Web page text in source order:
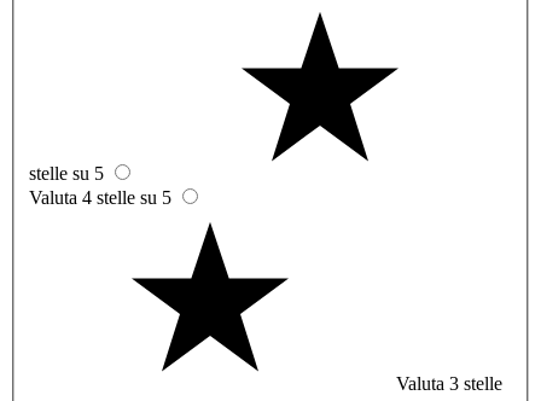
stelle su 5
Valuta 4 stelle su 5
Valuta 3 stelle